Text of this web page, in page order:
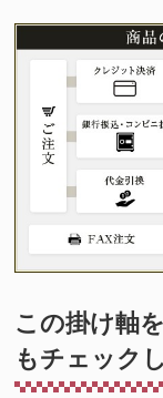
この掛け軸
もチェック